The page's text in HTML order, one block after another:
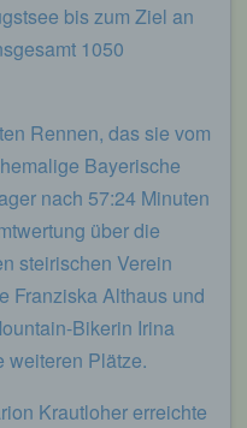
bis zum Ziel an
1050
Rennen, das sie vom
Bayerische
nach 57:24 Minuten
über die
steirischen Verein
Franziska Althaus und
Bikerin Irina
weiteren Plätze.
Krautloher erreichte